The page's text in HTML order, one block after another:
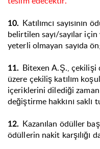
10. Katılımcı sayısının
belirtilen sayı/sayılar
yeterli olmayan sayıda
11. Bitexen A.Ş., çekilişi
üzere çekiliş katılım
içeriklerini dilediği
değiştirme hakkını saklı
12. Kazanılan ödüller
ödüllerin nakit karşılığı